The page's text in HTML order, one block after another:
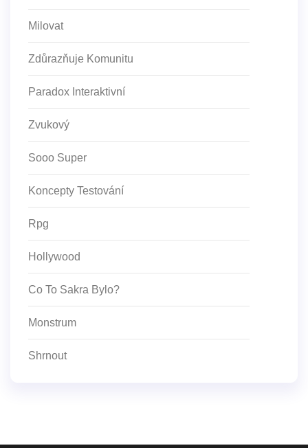
Milovat
Zdůrazňuje Komunitu
Paradox Interaktivní
Zvukový
Sooo Super
Koncepty Testování
Rpg
Hollywood
Co To Sakra Bylo?
Monstrum
Shrnout